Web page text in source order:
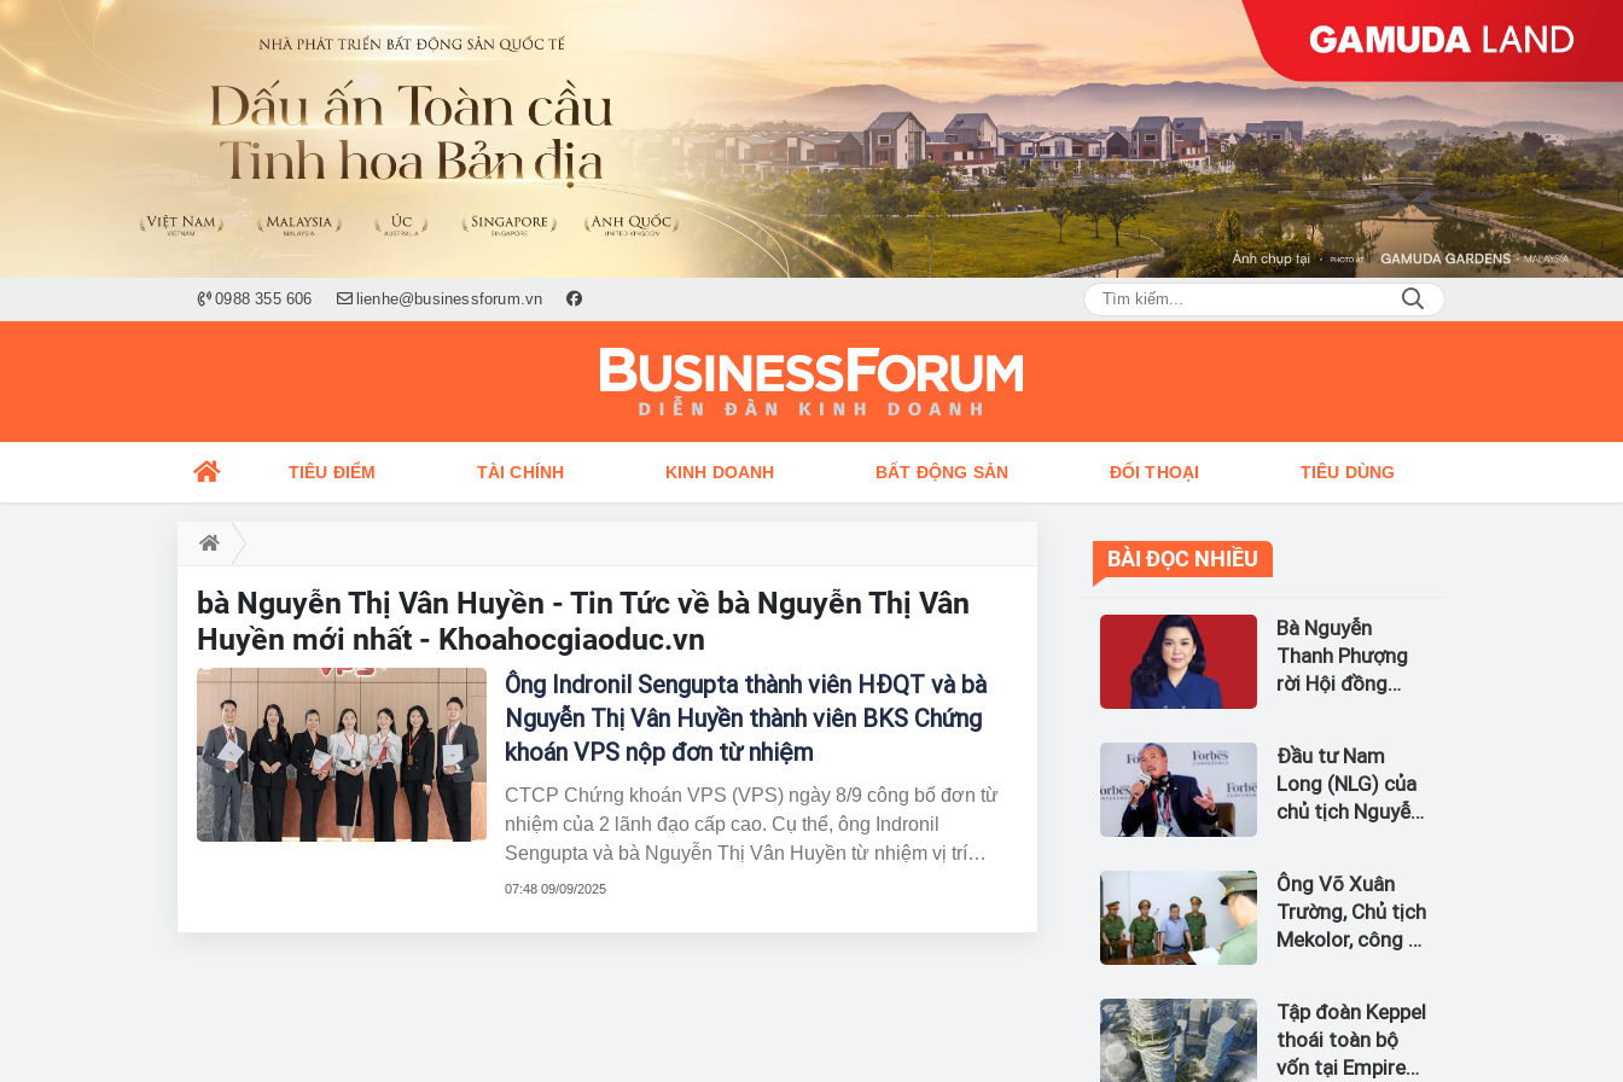
0988 355 606 lienhe@businessforum.vn
TIÊU ĐIỂM TÀI CHÍNH KINH DOANH BẤT ĐỘNG SẢN ĐỐI THOẠI TIÊU DÙNG
bà Nguyễn Thị Vân Huyền - Tin Tức về bà Nguyễn Thị Vân
Huyền mới nhất - Khoahocgiaoduc.vn
Ông Indronil Sengupta thành viên HĐQT và bà
Nguyễn Thị Vân Huyền thành viên BKS Chứng
khoán VPS nộp đơn từ nhiệm
CTCP Chứng khoán VPS (VPS) ngày 8/9 công bố đơn từ
nhiệm của 2 lãnh đạo cấp cao. Cụ thể, ông Indronil
Sengupta và bà Nguyễn Thị Vân Huyền từ nhiệm vị trí
thành viên HĐQT VPS vì lý do cá nhân.
07:48 09/09/2025
BÀI ĐỌC NHIỀU
Bà Nguyễn
Thanh Phượng
rời Hội đồng
hàng Bản Việt
(BVBank)
Đầu tư Nam
Long (NLG) của
chủ tịch Nguyễn
kiến bán quỹ đất
tại dự án
Waterpoint,
Izumi City
Ông Võ Xuân
Trường, Chủ tịch
Mekolor, công ty
đường sắt cao
tốc Bắc Nam bị
Tập đoàn Keppel
thoái toàn bộ
vốn tại Empire